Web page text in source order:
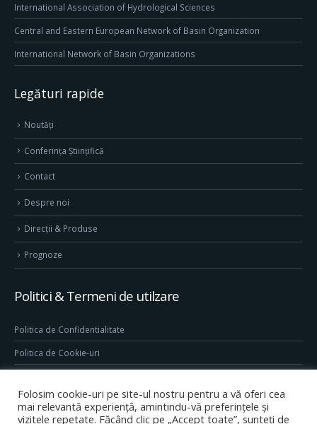
International Association of Hydrological Sciences
Central and Eastern European Network of Basin Organization
International Network of Basin Organizations
Legături rapide
Noutăți
Conferința Științifică
Contact
Despre noi
Direcţii & Produse
Prognoze
Politici & Termeni de utilzare
Politica de Confidentialitate
Politica de Cookie-uri
Conditii generale de utilizare site
Folosim cookie-uri pe site-ul nostru pentru a vă oferi cea
mai relevantă experiență, amintindu-vă preferințele și
vizitele repetate. Făcând clic pe „Accept toate”, sunteți de